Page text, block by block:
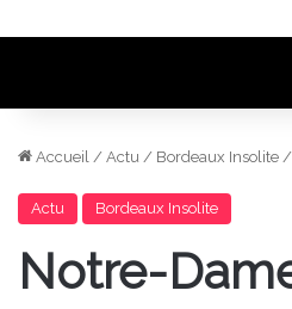
Accueil / Actu / Bordeaux Insolite /
Actu Bordeaux Insolite
Notre-